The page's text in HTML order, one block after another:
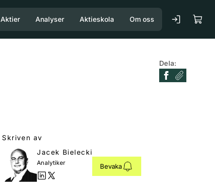
Aktier Analyser Aktieskola Om oss
Dela:
Skriven av
Jacek Bielecki
Analytiker Bevaka